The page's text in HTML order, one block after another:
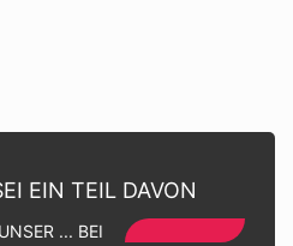
EIN TEIL DAVON
... BEI